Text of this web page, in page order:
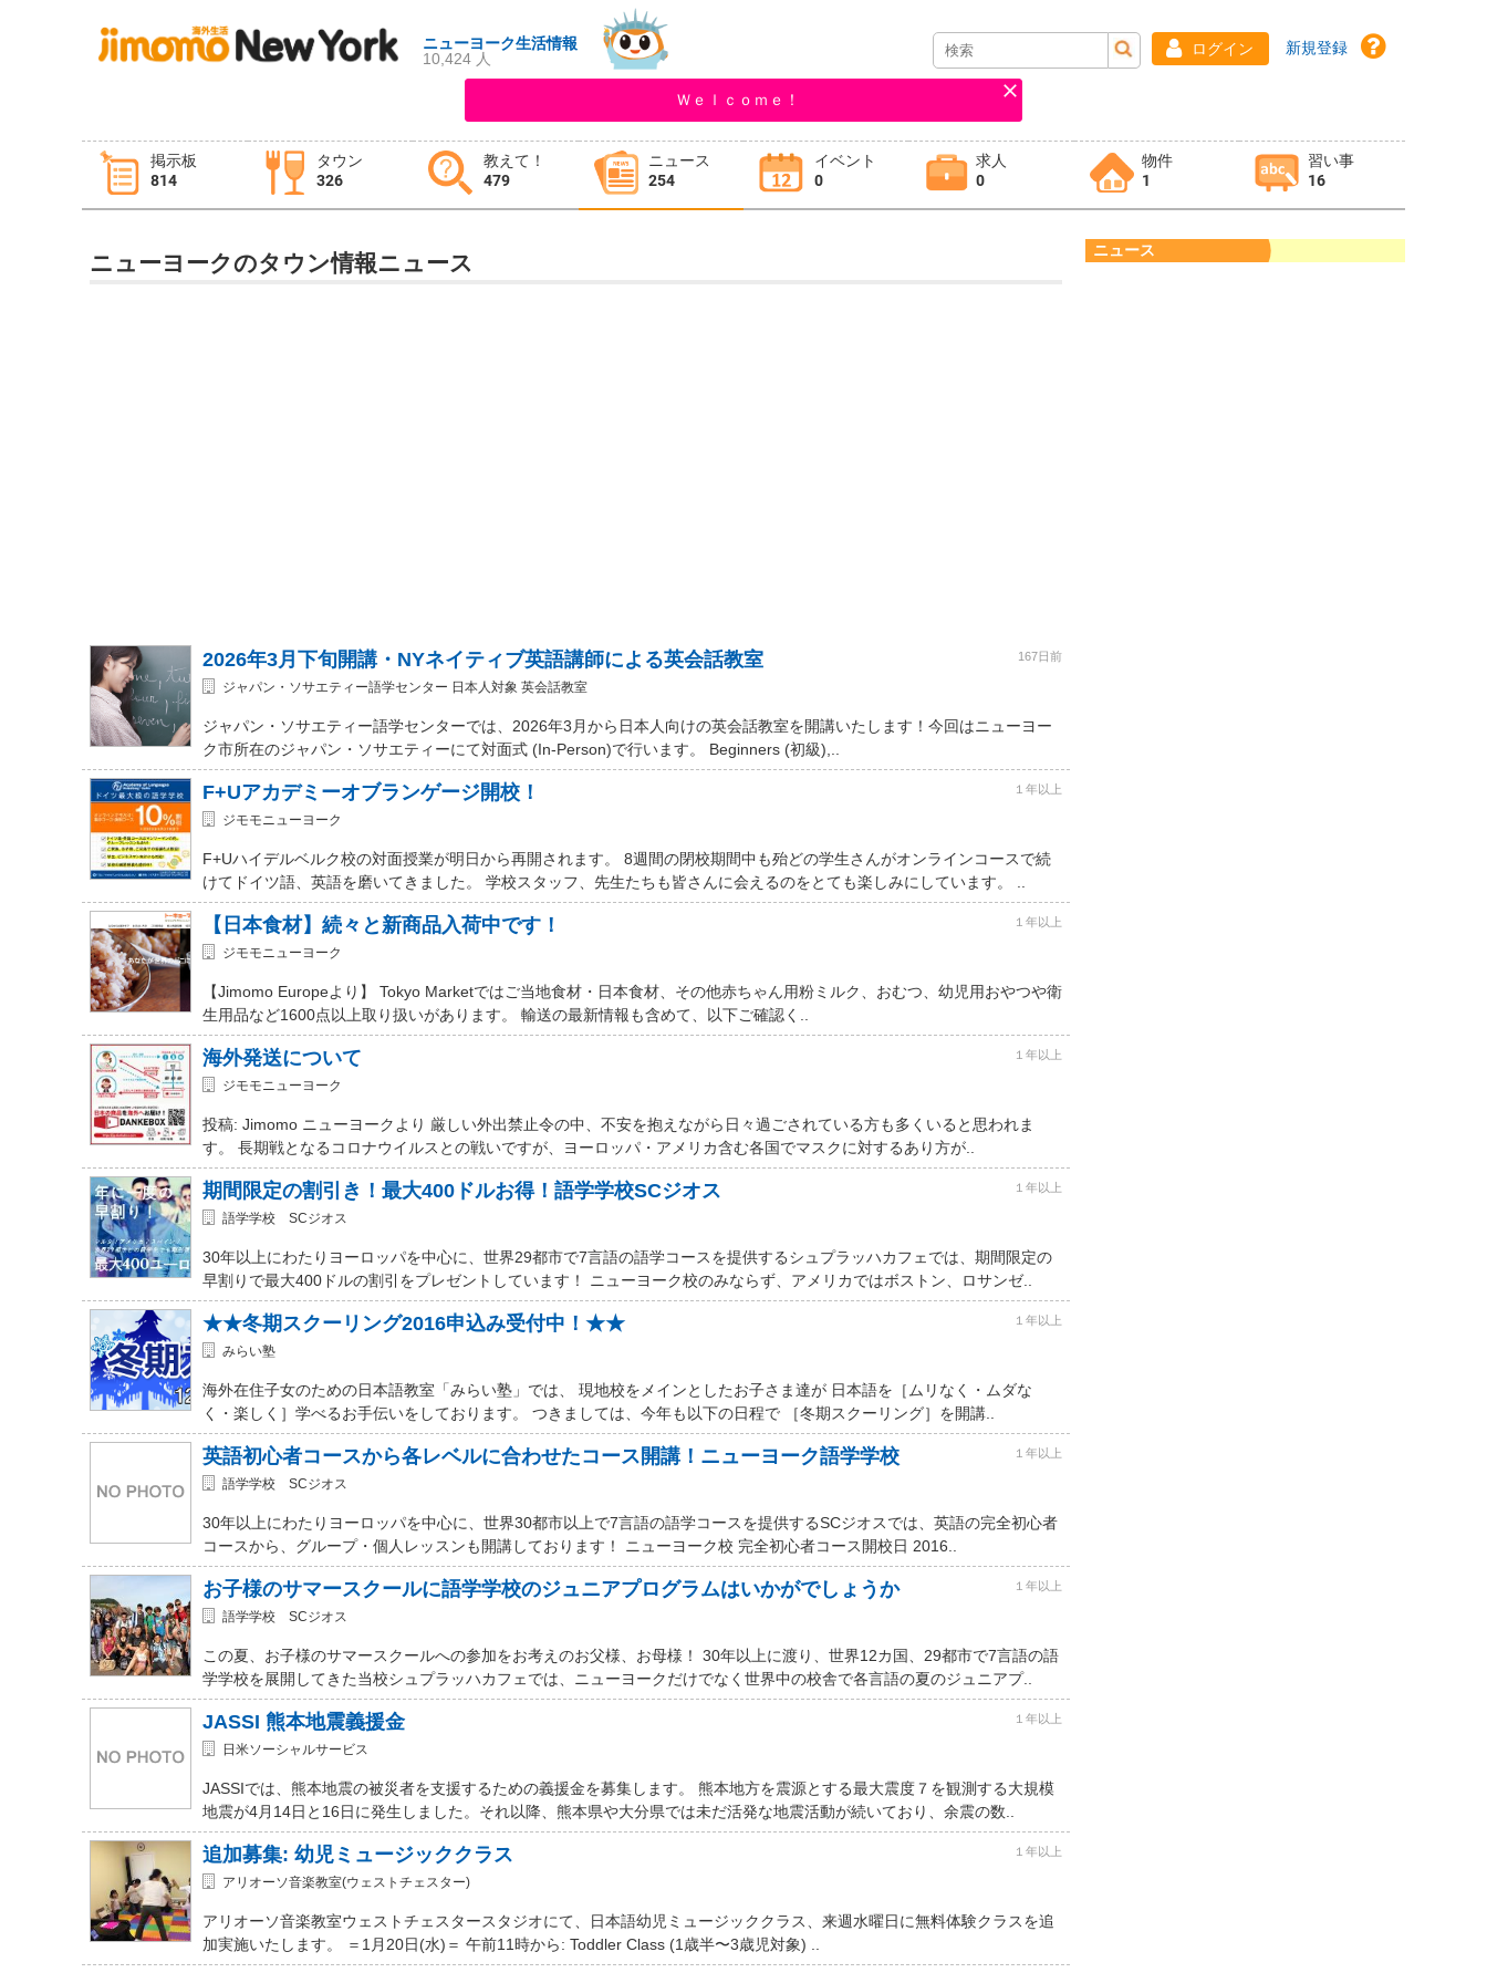
ニューヨーク生活情報
10,424 人
ログイン 新規登録
Ｗｅｌｃｏｍｅ！
掲示板
814
タウン
326
教えて！
479
ニュース
254
イベント
0
求人
0
物件
1
習い事
16
タウン情報
イベント 求人
ニューヨークのタウン情報ニュース
2026年3月下旬開講・NYネイティブ英語講師による英会話教室 167日前
ジャパン・ソサエティー語学センター 日本人対象 英会話教室
ジャパン・ソサエティー語学センターでは、2026年3月から日本人向けの英会話教室を開講いたします！今回はニューヨー
ク市所在のジャパン・ソサエティーにて対面式 (In-Person)で行います。 Beginners (初級),..
F+Uアカデミーオブランゲージ開校！ １年以上
ジモモニューヨーク
F+Uハイデルベルク校の対面授業が明日から再開されます。 8週間の閉校期間中も殆どの学生さんがオンラインコースで続
けてドイツ語、英語を磨いてきました。 学校スタッフ、先生たちも皆さんに会えるのをとても楽しみにしています。 ..
【日本食材】続々と新商品入荷中です！ １年以上
ジモモニューヨーク
【Jimomo Europeより】 Tokyo Marketではご当地食材・日本食材、その他赤ちゃん用粉ミルク、おむつ、幼児用おやつや衛
生用品など1600点以上取り扱いがあります。 輸送の最新情報も含めて、以下ご確認く..
海外発送について １年以上
ジモモニューヨーク
投稿: Jimomo ニューヨークより 厳しい外出禁止令の中、不安を抱えながら日々過ごされている方も多くいると思われま
す。 長期戦となるコロナウイルスとの戦いですが、ヨーロッパ・アメリカ含む各国でマスクに対するあり方が..
期間限定の割引き！最大400ドルお得！語学学校SCジオス １年以上
語学学校 SCジオス
30年以上にわたりヨーロッパを中心に、世界29都市で7言語の語学コースを提供するシュプラッハカフェでは、期間限定の
早割りで最大400ドルの割引をプレゼントしています！ ニューヨーク校のみならず、アメリカではボストン、ロサンゼ..
★★冬期スクーリング2016申込み受付中！★★ １年以上
みらい塾
海外在住子女のための日本語教室「みらい塾」では、 現地校をメインとしたお子さま達が 日本語を［ムリなく・ムダな
く・楽しく］学べるお手伝いをしております。 つきましては、今年も以下の日程で ［冬期スクーリング］を開講..
英語初心者コースから各レベルに合わせたコース開講！ニューヨーク語学学校 １年以上
語学学校 SCジオス
30年以上にわたりヨーロッパを中心に、世界30都市以上で7言語の語学コースを提供するSCジオスでは、英語の完全初心者
コースから、グループ・個人レッスンも開講しております！ ニューヨーク校 完全初心者コース開校日 2016..
お子様のサマースクールに語学学校のジュニアプログラムはいかがでしょうか １年以上
語学学校 SCジオス
この夏、お子様のサマースクールへの参加をお考えのお父様、お母様！ 30年以上に渡り、世界12カ国、29都市で7言語の語
学学校を展開してきた当校シュプラッハカフェでは、ニューヨークだけでなく世界中の校舎で各言語の夏のジュニアプ..
JASSI 熊本地震義援金 １年以上
日米ソーシャルサービス
JASSIでは、熊本地震の被災者を支援するための義援金を募集します。 熊本地方を震源とする最大震度７を観測する大規模
地震が4月14日と16日に発生しました。それ以降、熊本県や大分県では未だ活発な地震活動が続いており、余震の数..
追加募集: 幼児ミュージッククラス １年以上
アリオーソ音楽教室(ウェストチェスター)
アリオーソ音楽教室ウェストチェスタースタジオにて、日本語幼児ミュージッククラス、来週水曜日に無料体験クラスを追
加実施いたします。 ＝1月20日(水)＝ 午前11時から: Toddler Class (1歳半〜3歳児対象) ..
ニュース